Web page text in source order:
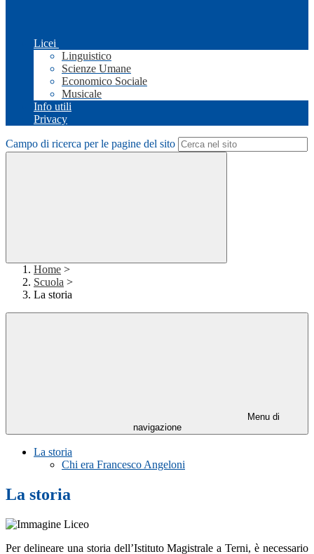
Licei
Linguistico
Scienze Umane
Economico Sociale
Musicale
Info utili
Privacy
Campo di ricerca per le pagine del sito
Home >
Scuola >
La storia
Menu di
navigazione
La storia
Chi era Francesco Angeloni
La storia
Per delineare una storia dell’Istituto Magistrale a Terni, è necessario